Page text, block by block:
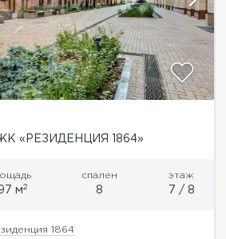
«РЕЗИДЕНЦИЯ 1864»
м2
спален
8
этаж
7 / 8
1864